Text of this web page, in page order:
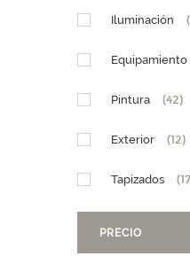
Iluminación
Equipamiento
Pintura (42)
Exterior (12)
Tapizados
PRECIO